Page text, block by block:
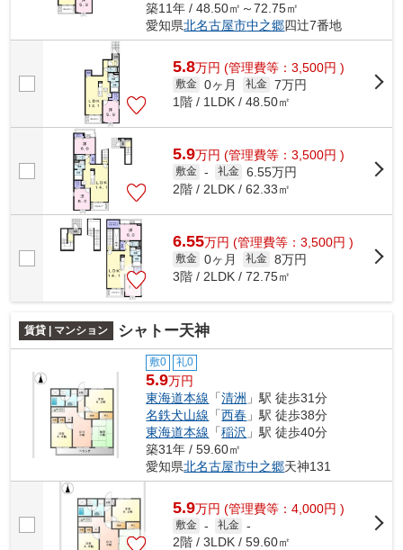
築11年 / 48.50㎡～72.75㎡
愛知県北名古屋市中之郷四辻7番地
5.8万円 (管理費等：3,500円 )
敷金 0ヶ月 礼金 7万円
1階 / 1LDK / 48.50㎡
5.9万円 (管理費等：3,500円 )
敷金 - 礼金 6.55万円
2階 / 2LDK / 62.33㎡
6.55万円 (管理費等：3,500円 )
敷金 0ヶ月 礼金 8万円
3階 / 2LDK / 72.75㎡
賃貸 | マンション シャトー天神
敷0 礼0
5.9万円
東海道本線 「清洲 」駅 徒歩31分
名鉄犬山線 「西春 」駅 徒歩38分
東海道本線 「稲沢 」駅 徒歩40分
築31年 / 59.60㎡
愛知県北名古屋市中之郷天神131
5.9万円 (管理費等：4,000円 )
敷金 - 礼金 -
2階 / 3LDK / 59.60㎡